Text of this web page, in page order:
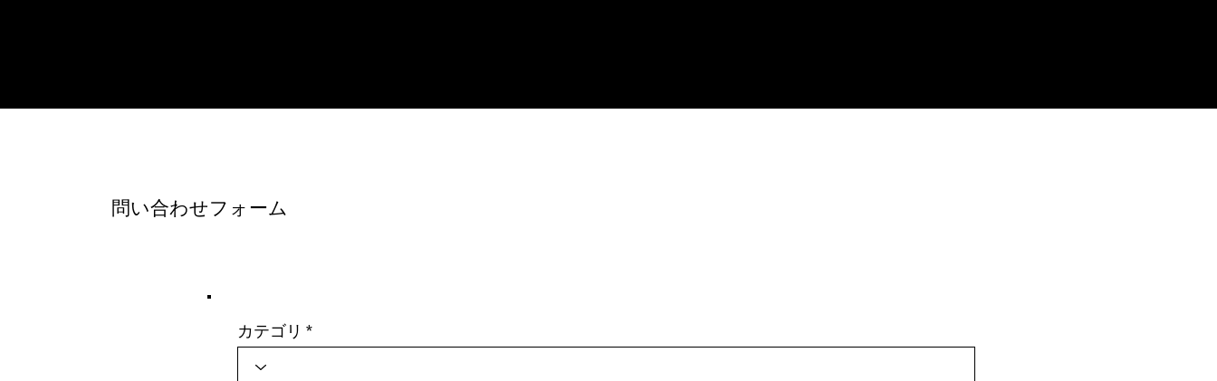
問い合わせフォーム
カテゴリ